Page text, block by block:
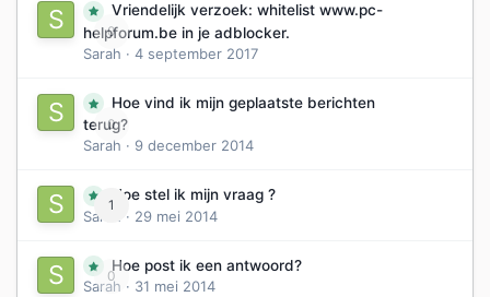
0
Vriendelijk verzoek: whitelist www.pc-
helpforum.be in je adblocker.
Sarah · 4 september 2017
0
Hoe vind ik mijn geplaatste berichten
terug?
Sarah · 9 december 2014
1
Hoe stel ik mijn vraag ?
Sarah
· 29 mei 2014
0
Hoe post ik een antwoord?
Sarah · 31 mei 2014